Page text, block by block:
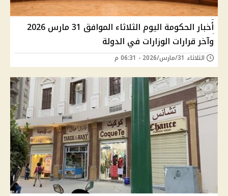
أخبار الحكومة اليوم الثلاثاء الموافق 31 مارس 2026
وآخر قرارات الوزارات في الدولة
الثلاثاء 31/مارس/2026 - 06:31 م